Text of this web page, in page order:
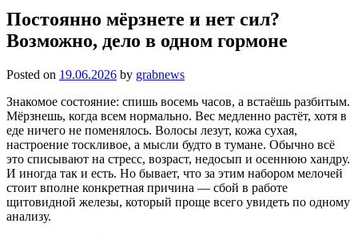
Постоянно мёрзнете и нет сил?
Возможно, дело в одном гормоне
Posted on 19.06.2026 by grabnews
Знакомое состояние: спишь восемь часов, а встаёшь разбитым.
Мёрзнешь, когда всем нормально. Вес медленно растёт, хотя в
еде ничего не поменялось. Волосы лезут, кожа сухая,
настроение тоскливое, а мысли будто в тумане. Обычно всё
это списывают на стресс, возраст, недосып и осеннюю хандру.
И иногда так и есть. Но бывает, что за этим набором мелочей
стоит вполне конкретная причина — сбой в работе
щитовидной железы, который проще всего увидеть по одному
анализу.